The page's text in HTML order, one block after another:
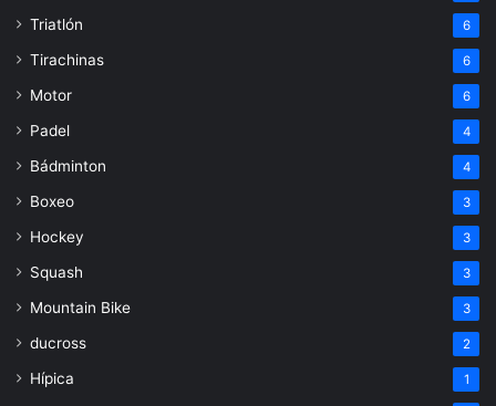
Triatlón 6
Tirachinas 6
Motor 6
Padel 4
Bádminton 4
Boxeo 3
Hockey 3
Squash 3
Mountain Bike 3
ducross 2
Hípica 1